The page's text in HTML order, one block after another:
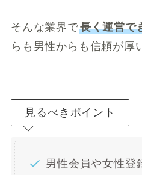
そんな業界で長く運営で
らも男性からも信頼が厚
見るべきポイント
男性会員や女性登